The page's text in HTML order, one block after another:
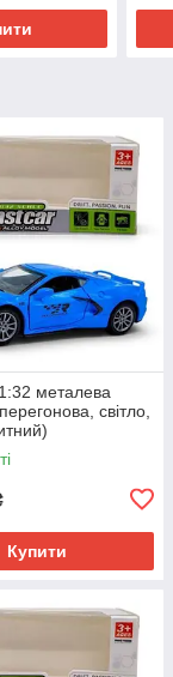
металева
світло,
Купити